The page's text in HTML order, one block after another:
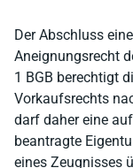
Der Abschluss
Aneignungsrecht
1 BGB berechtigt
Vorkaufsrechts
darf daher eine
beantragte
eines Zeugnisses